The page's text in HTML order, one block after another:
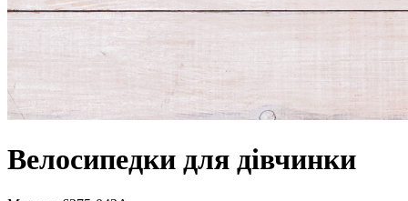
Велосипедки для дівчинки